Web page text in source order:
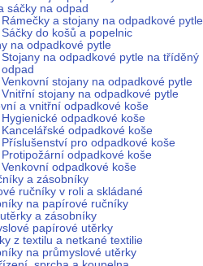
sáčky na odpad
Rámečky a stojany na odpadkové pytle
Sáčky do košů a popelnic
na odpadkové pytle
Stojany na odpadkové pytle na tříděný
odpad
Venkovní stojany na odpadkové pytle
Vnitřní stojany na odpadkové pytle
a vnitřní odpadkové koše
Hygienické odpadkové koše
Kancelářské odpadkové koše
Příslušenství pro odpadkové koše
Protipožární odpadkové koše
Venkovní odpadkové koše
a zásobníky
ručníky v roli a skládané
na papírové ručníky
a zásobníky
papírové utěrky
z textilu a netkané textilie
na průmyslové utěrky